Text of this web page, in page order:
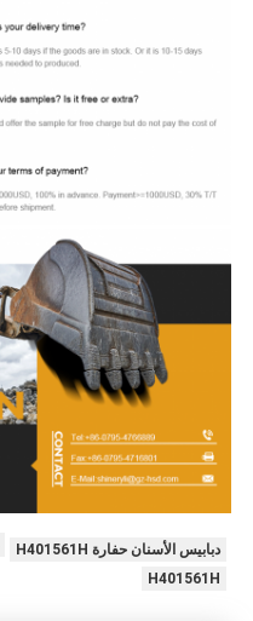
دبابيس الأسنان حفارة H401561H
H401561H